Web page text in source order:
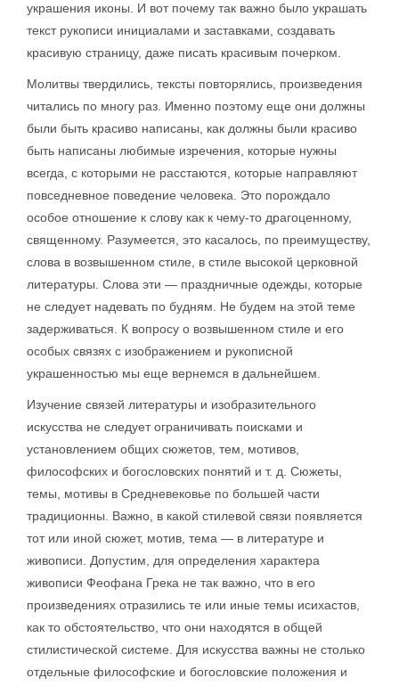
украшения иконы. И вот почему так важно было украшать
текст рукописи инициалами и заставками, создавать
красивую страницу, даже писать красивым почерком.
Молитвы твердились, тексты повторялись, произведения
читались по многу раз. Именно поэтому еще они должны
были быть красиво написаны, как должны были красиво
быть написаны любимые изречения, которые нужны
всегда, с которыми не расстаются, которые направляют
повседневное поведение человека. Это порождало
особое отношение к слову как к чему-то драгоценному,
священному. Разумеется, это касалось, по преимуществу,
слова в возвышенном стиле, в стиле высокой церковной
литературы. Слова эти — праздничные одежды, которые
не следует надевать по будням. Не будем на этой теме
задерживаться. К вопросу о возвышенном стиле и его
особых связях с изображением и рукописной
украшенностью мы еще вернемся в дальнейшем.
Изучение связей литературы и изобразительного
искусства не следует ограничивать поисками и
установлением общих сюжетов, тем, мотивов,
философских и богословских понятий и т. д. Сюжеты,
темы, мотивы в Средневековье по большей части
традиционны. Важно, в какой стилевой связи появляется
тот или иной сюжет, мотив, тема — в литературе и
живописи. Допустим, для определения характера
живописи Феофана Грека не так важно, что в его
произведениях отразились те или иные темы исихастов,
как то обстоятельство, что они находятся в общей
стилистической системе. Для искусства важны не столько
отдельные философские и богословские положения и